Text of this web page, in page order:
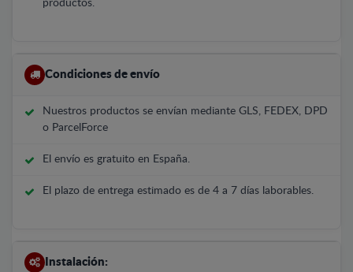
productos.
Condiciones de envío
Nuestros productos se envían mediante GLS, FEDEX, DPD
o ParcelForce
El envío es gratuito en España.
El plazo de entrega estimado es de 4 a 7 días laborables.
Instalación: